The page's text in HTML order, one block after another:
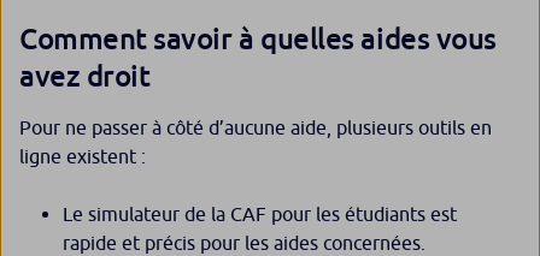
Comment savoir à quelles aides vous
avez droit
Pour ne passer à côté d’aucune aide, plusieurs outils en
ligne existent :
Le simulateur de la CAF pour les étudiants est
rapide et précis pour les aides concernées.